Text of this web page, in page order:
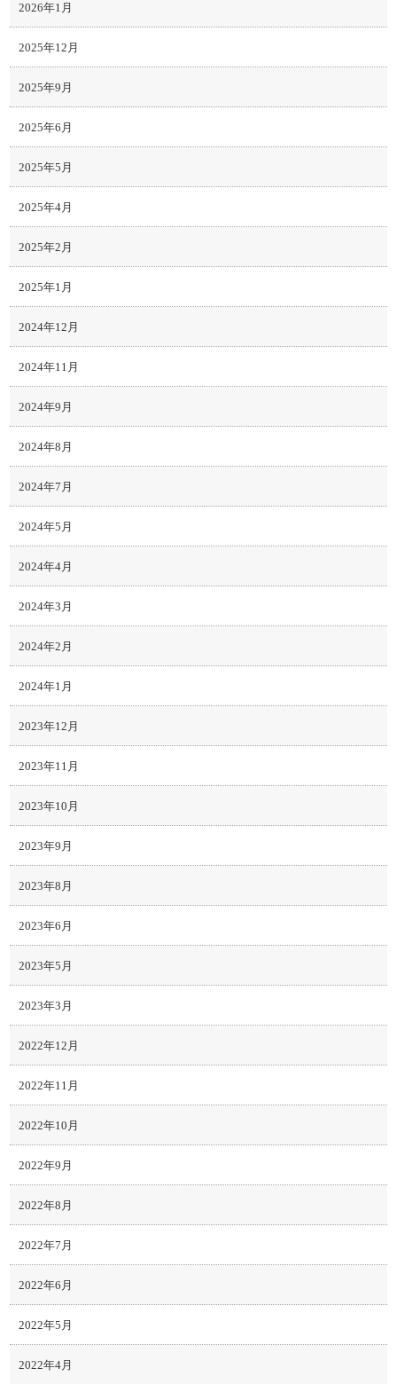
2026年1月
2025年12月
2025年9月
2025年6月
2025年5月
2025年4月
2025年2月
2025年1月
2024年12月
2024年11月
2024年9月
2024年8月
2024年7月
2024年5月
2024年4月
2024年3月
2024年2月
2024年1月
2023年12月
2023年11月
2023年10月
2023年9月
2023年8月
2023年6月
2023年5月
2023年3月
2022年12月
2022年11月
2022年10月
2022年9月
2022年8月
2022年7月
2022年6月
2022年5月
2022年4月